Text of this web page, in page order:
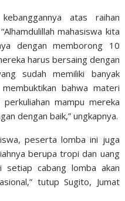
atas raihan
mahasiswa kita
dengan memborong 10
harus bersaing dengan
sudah memiliki banyak
bahwa materi
mampu mereka
dengan baik,” ungkapnya.
peserta lomba ini juga
berupa tropi dan uang
cabang lomba akan
tutup Sugito, Jumat